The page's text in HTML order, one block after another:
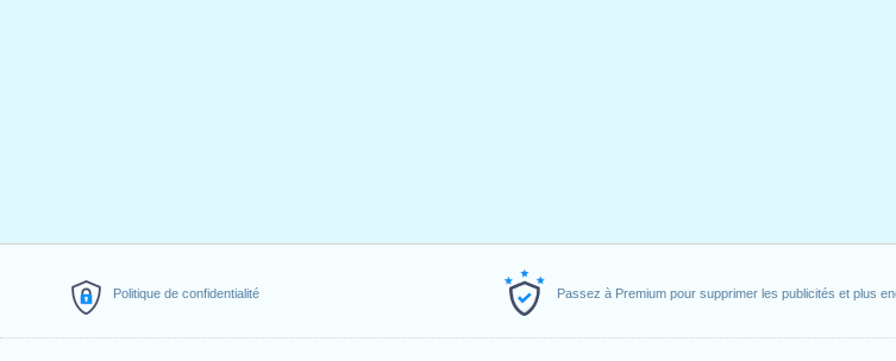
Politique de confidentialité Passez à Premium pour supprimer les publicités et plus